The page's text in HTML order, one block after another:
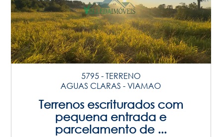
5795 - TERRENO
AGUAS CLARAS - VIAMAO
Terrenos escriturados com
pequena entrada e
parcelamento de ...